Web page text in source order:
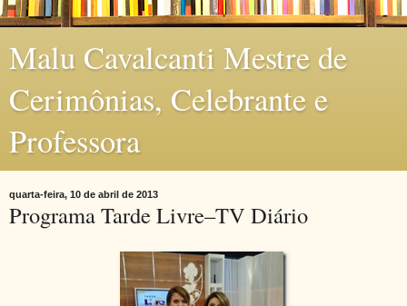
Malu Cavalcanti Mestre de
Cerimônias, Celebrante e
Professora
quarta-feira, 10 de abril de 2013
Programa Tarde Livre–TV Diário